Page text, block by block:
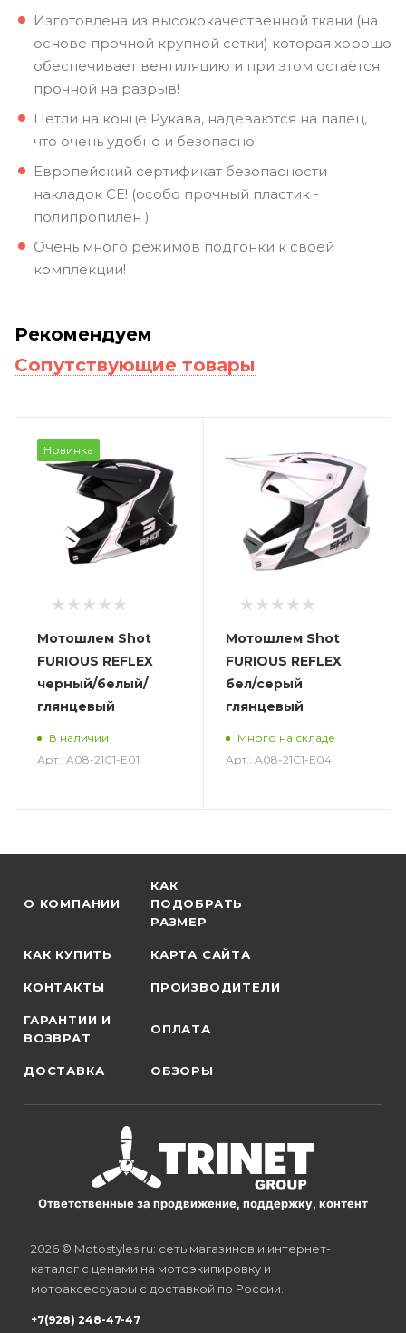
Изготовлена из высококачественной ткани (на
основе прочной крупной сетки) которая хорошо
обеспечивает вентиляцию и при этом остаётся
прочной на разрыв!
Петли на конце Рукава, надеваются на палец,
что очень удобно и безопасно!
Европейский сертификат безопасности
накладок СЕ! (особо прочный пластик -
полипропилен )
Очень много режимов подгонки к своей
комплекции!
Рекомендуем
Сопутствующие товары
Новинка
Мотошлем Shot
FURIOUS REFLEX
черный/белый/
глянцевый
В наличии
Арт.: A08-21C1-E01
Мотошлем Shot
FURIOUS REFLEX
бел/серый
глянцевый
Много на складе
Арт.: A08-21C1-E04
О КОМПАНИИ
КАК
ПОДОБРАТЬ
РАЗМЕР
КАК КУПИТЬ КАРТА САЙТА
КОНТАКТЫ ПРОИЗВОДИТЕЛИ
ГАРАНТИИ И
ВОЗВРАТ
ОПЛАТА
ДОСТАВКА ОБЗОРЫ
Ответственные за продвижение, поддержку, контент
2026 © Motostyles.ru: сеть магазинов и интернет-
каталог с ценами на мотоэкипировку и
мотоаксессуары с доставкой по России.
+7(928) 248-47-47